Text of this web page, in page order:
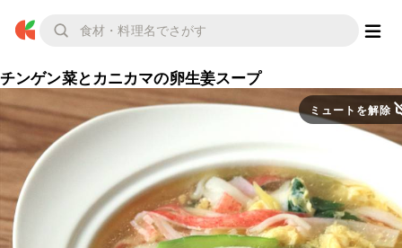
チンゲン菜とカニカマの卵生姜スープ
ミュートを解除